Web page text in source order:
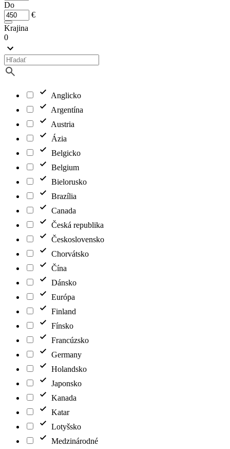
Do
€
Krajina
0
Anglicko
Argentína
Austria
Ázia
Belgicko
Belgium
Bielorusko
Brazília
Canada
Česká republika
Československo
Chorvátsko
Čína
Dánsko
Európa
Finland
Fínsko
Francúzsko
Germany
Holandsko
Japonsko
Kanada
Katar
Lotyšsko
Medzinárodné